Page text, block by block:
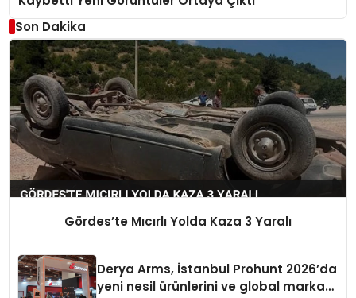
Son Dakika
Gördes’te Mıcırlı Yolda Kaza 3 Yaralı
Derya Arms, İstanbul Prohunt 2026’da
yeni nesil ürünlerini ve global marka